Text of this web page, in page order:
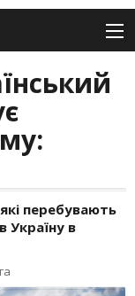
перебувають
Україну в